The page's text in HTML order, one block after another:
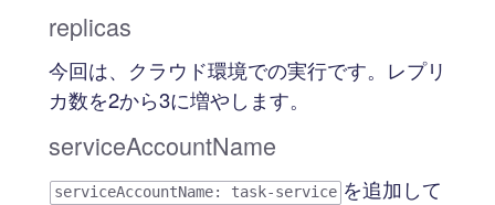
replicas
今回は、クラウド環境での実行です。レプリ
カ数を2から3に増やします。
serviceAccountName
serviceAccountName: task-service を追加して